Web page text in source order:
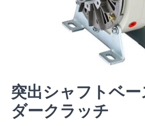
突出シャフトベ
ダークラッチ